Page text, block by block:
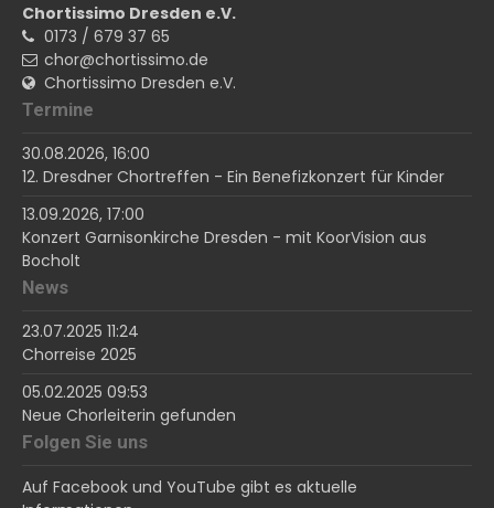
Chortissimo Dresden e.V.
0173 / 679 37 65
chor@chortissimo.de
Chortissimo Dresden e.V.
Termine
30.08.2026, 16:00
12. Dresdner Chortreffen - Ein Benefizkonzert für Kinder
13.09.2026, 17:00
Konzert Garnisonkirche Dresden - mit KoorVision aus
Bocholt
News
23.07.2025 11:24
Chorreise 2025
05.02.2025 09:53
Neue Chorleiterin gefunden
Folgen Sie uns
Auf Facebook und YouTube gibt es aktuelle